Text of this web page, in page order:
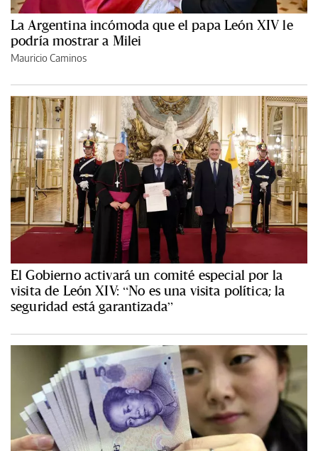
La Argentina incómoda que el papa León XIV le
podría mostrar a Milei
Mauricio Caminos
El Gobierno activará un comité especial por la
visita de León XIV: “No es una visita política; la
seguridad está garantizada”